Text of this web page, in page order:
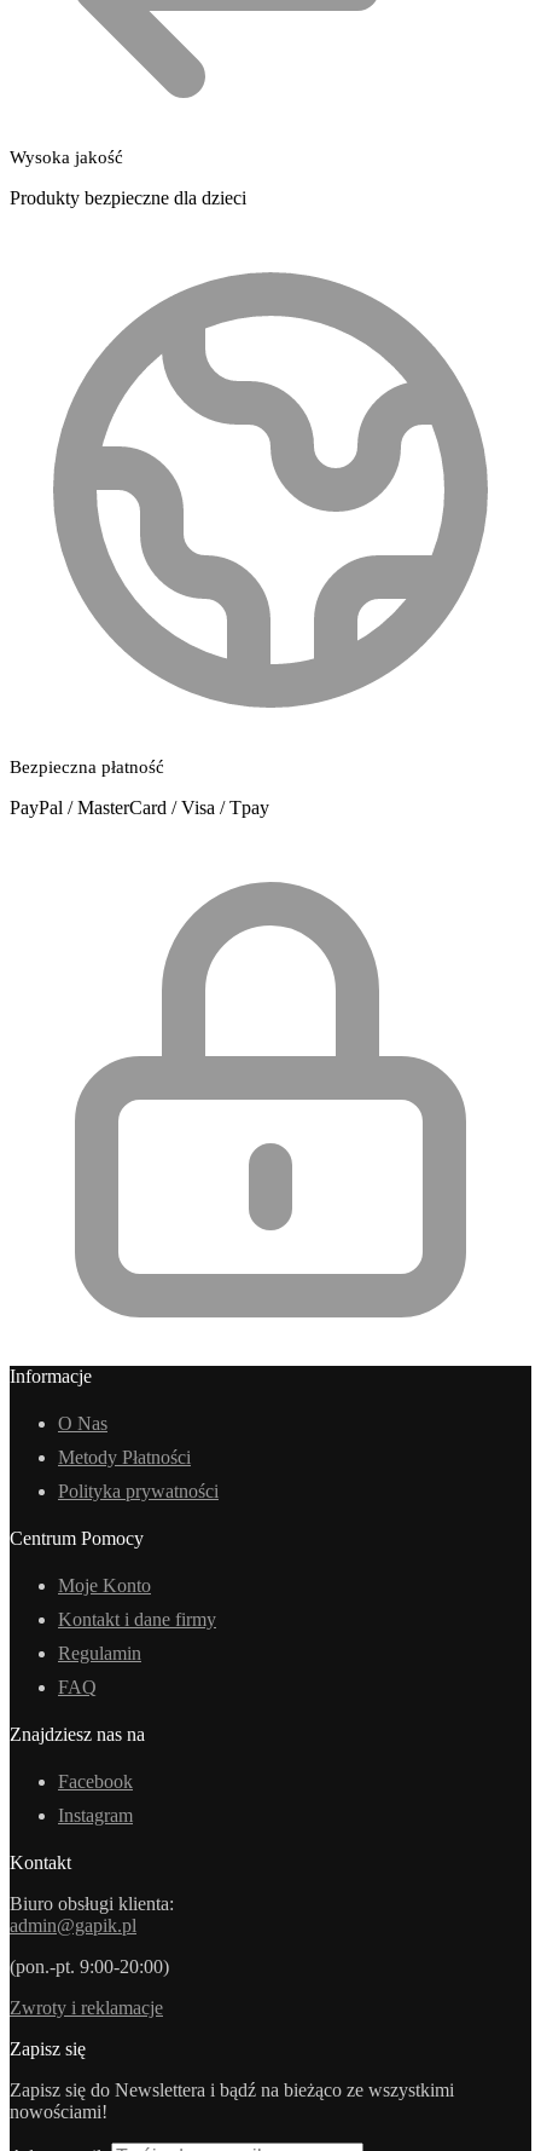
Wysoka jakość
Produkty bezpieczne dla dzieci
Bezpieczna płatność
PayPal / MasterCard / Visa / Tpay
Informacje
O Nas
Metody Płatności
Polityka prywatności
Centrum Pomocy
Moje Konto
Kontakt i dane firmy
Regulamin
FAQ
Znajdziesz nas na
Facebook
Instagram
Kontakt
Biuro obsługi klienta:
admin@gapik.pl
(pon.-pt. 9:00-20:00)
Zwroty i reklamacje
Zapisz się
Zapisz się do Newslettera i bądź na bieżąco ze wszystkimi
nowościami!